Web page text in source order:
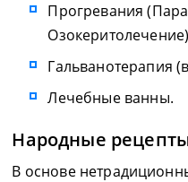
Прогревания
Гальванотерапия
Лечебные ванны.
Народные
В основе